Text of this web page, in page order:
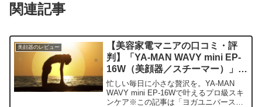
関連記事
美顔器のレビュー
【美容家電マニアの口コミ・評
判】「YA-MAN WAVY mini EP-
16W（美顔器／スチーマー）」を
実際に使ってみた正直感想
忙しい毎日に小さな贅沢を。YA-MAN
WAVY mini EP-16Wで叶えるプロ級スキ
ンケア※この記事は「ヨガユニバース｜